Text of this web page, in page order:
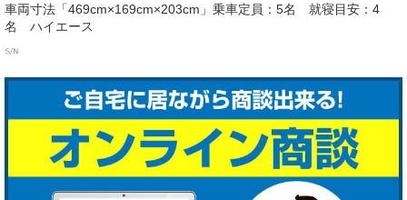
車両寸法「469cm×169cm×203cm」乗車定員：5名 就寝目安：4
名 ハイエース